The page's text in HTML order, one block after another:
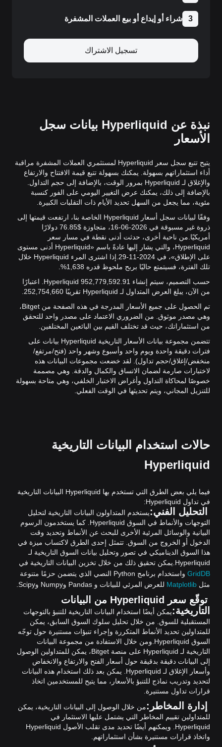
3 شراء أو إيداع أو بيع العملات المشفرة
تسجيل الاشتراك
نبذة عن Hyperliquid بيانات سجل
الأسعار
يتيح تتبع سجل سعر Hyperliquid لمستثمري العملات المشفرة مراقبة
أداء استثماراتهم بسهولة. يمكنك بسهولة تتبع قيمة الافتتاح والارتفاع
والإغلاق لـ Hyperliquid بمرور الوقت، بالإضافة إلى حجم التداول.
بالإضافة إلى ذلك، يمكنك عرض التغيير اليومي على الفور كنسبة
مئوية، مما يجعل من السهل تحديد الأيام ذات التقلبات الكبيرة.
وفقًا لبيانات سجل أسعار Hyperliquid الخاصة بنا، ارتفعت قيمتها إلى
ذروة غير مسبوقة في 2026-06-16، متجاوزة $76.85 دولارًا
أمريكيًا. من ناحية أخرى، حدثت أدنى نقطة في مسار سعر
Hyperliquid، والتي يشار إليها عادةً باسم «Hyperliquid أدنى مستوى
على الإطلاق»، في 2024-11-29.
إذا اشترى المرء Hyperliquid خلال
تلك الفترة، فسيتمتع حاليًا بربح ملحوظ قدره 1,638%.
حسب التصميم، سيتم إنشاء 952,779,592.91 Hyperliquid. اعتبارًا
من الآن، يبلغ العرض المتداول لـ Hyperliquid تقريبًا 252,754,660.
تم الحصول على جميع الأسعار المدرجة في هذه الصفحة من Bitget،
وهي مصدر موثوق. من الضروري الاعتماد على مصدر واحد للتحقق
من استثماراتك، حيث قد تختلف القيم بين البائعين المختلفين.
تتضمن مجموعة بيانات الأسعار التاريخية Hyperliquid بيانات على
فترات دقيقة واحدة ويوم واحد وأسبوع وشهر واحد (فتح/مرتفع/
منخفض/إغلاق/حجم تداول). لقد خضعت مجموعات البيانات هذه
لاختبارات صارمة لضمان الاتساق والكمال والدقة. وهي مصممة
خصوصًا لمحاكاة التداول وأغراض الاختبار الخلفي، وهي متاحة بسهولة
للتنزيل المجاني، ويتم تحديثها في الوقت الفعلي.
حالات استخدام البيانات التاريخية
Hyperliquid
فيما يلي بعض الطرق التي تستخدم بها Hyperliquid البيانات التاريخية
في تداول Hyperliquid:
التحليل الفني:يستخدم المتداولون البيانات التاريخية لتحليل
التوجهات والأنماط في السوق Hyperliquid. كما يستخدمون الرسوم
البيانية والوسائل المرئية الأخرى للبحث عن الأنماط وتحديد وقت
الدخول أو الخروج من السوق. تتمثل إحدى الطرق لاكتساب ميزة في
هذا السوق الديناميكي في تصور وتحليل بيانات السوق التاريخية لـ
Hyperliquid. يمكن تحقيق ذلك من خلال تخزين البيانات التاريخية في
GridDB
واستخدام برنامج Python النصي الذي يتضمن حزمًا متنوعة
مثل Matplotlib للعرض المرئي للبيانات و Pandas وNumpy وScipy.
توقّع سعر Hyperliquid من البيانات
التاريخية:يمكن أيضًا استخدام البيانات التاريخية للتنبؤ بالتوجهات
المستقبلية للسوق. من خلال تحليل سلوك السوق السابق، يمكن
للمتداولين تحديد الأنماط المتكررة وإجراء تنبؤات مستنيرة حول توجّه
السوق Hyperliquid.
ومن خلال الاستفادة من مجموعة البيانات
التاريخية لـ Hyperliquid على منصة Bitget، يمكن للمتداولين الوصول
إلى البيانات دقيقة بدقيقة حول أسعار الفتح والارتفاع والانخفاض
وأسعار الإغلاق لـ Hyperliquid. يمكن بعد ذلك استخدام هذه البيانات
لتحديد وتدريب نماذج للتنبؤ بالأسعار، مما يتيح للمستخدمين اتخاذ
قرارات تداول مستنيرة.
إدارة المخاطر:من خلال الوصول إلى البيانات التاريخية، يمكن
للمتداولين تقييم المخاطر التي يشتمل عليها الاستثمار في
Hyperliquid. ويمكنهم أيضًا تحديد مدى تقلب الأصول Hyperliquid
واتخاذ قرارات مستنيرة بشأن استثماراتهم.